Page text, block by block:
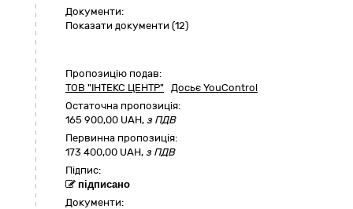
Документи:
Показати документи (12)
Пропозицію подав:
ТОВ "ІНТЕКС ЦЕНТР" Досьє YouControl
Остаточна пропозиція:
165 900,00 UAH, з ПДВ
Первинна пропозиція:
173 400,00 UAH, з ПДВ
Підпис:
підписано
Документи: